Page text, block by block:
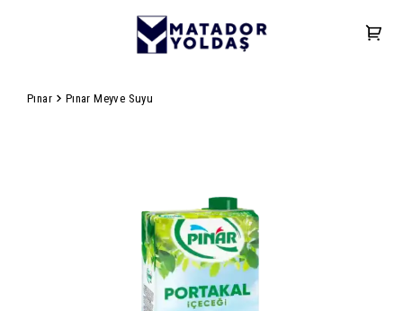
Pınar Pınar Meyve Suyu